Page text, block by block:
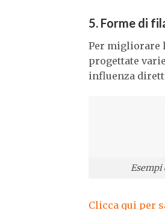
5. Forme di
Per migliorare
progettate
influenza
Esempi
Clicca qui per